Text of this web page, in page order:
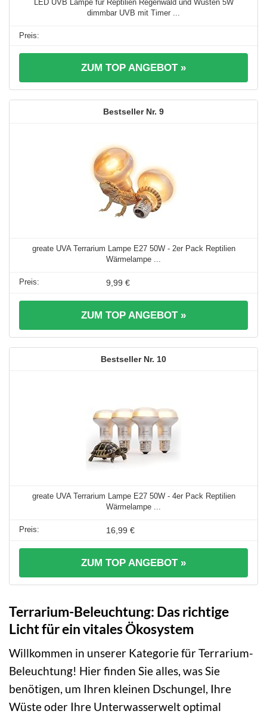
LED UVB Lampe für Reptilien Regenwald und Wüsten 5W
dimmbar UVB mit Timer ...
ZUM TOP ANGEBOT »
9
greate UVA Terrarium Lampe E27 50W - 2er Pack Reptilien
Wärmelampe ...
9,99 €
ZUM TOP ANGEBOT »
10
greate UVA Terrarium Lampe E27 50W - 4er Pack Reptilien
Wärmelampe ...
16,99 €
ZUM TOP ANGEBOT »
Terrarium-Beleuchtung: Das richtige
Licht für ein vitales Ökosystem
Willkommen in unserer Kategorie für Terrarium-
Beleuchtung! Hier finden Sie alles, was Sie
benötigen, um Ihren kleinen Dschungel, Ihre
Wüste oder Ihre Unterwasserwelt optimal